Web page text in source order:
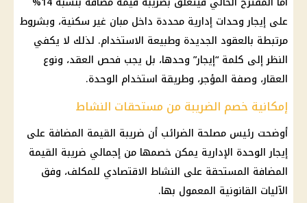
على إيجار وحدات إدارية محددة داخل مبان غير سكنية، وبشروط
مرتبطة بالعقود الجديدة وطبيعة الاستخدام. لذلك لا يكفي
النظر إلى كلمة “إيجار” وحدها، بل يجب فحص العقد، ونوع
العقار، وصفة المؤجر، وطريقة استخدام الوحدة.
إمكانية خصم الضريبة من مستحقات النشاط
أوضحت رئيس مصلحة الضرائب أن ضريبة القيمة المضافة على
إيجار الوحدة الإدارية يمكن خصمها من إجمالي ضريبة القيمة
المضافة المستحقة على النشاط الاقتصادي للمكلف، وفق
الآليات القانونية المعمول بها.